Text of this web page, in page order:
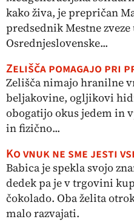
kako živa, je prepričan
predsednik Mestne
Osrednjeslovenske...
Zelišča pomagajo pri
Zelišča nimajo hranilne
beljakovine, ogljikovi
obogatijo okus jedem in
in fizično...
Ko vnuk ne sme jesti
Babica je spekla svojo
dedek pa je v trgovini
čokolado. Oba želita
malo razvajati.